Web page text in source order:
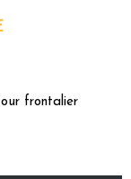
frontalier